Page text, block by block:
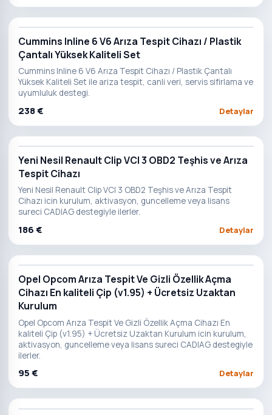
Cummins Inline 6 V6 Arıza Tespit Cihazı / Plastik
Çantalı Yüksek Kaliteli Set
Cummins Inline 6 V6 Arıza Tespit Cihazı / Plastik Çantalı
Yüksek Kaliteli Set ile ariza tespit, canli veri, servis sifirlama ve
uyumluluk destegi.
238 € Detaylar
Yeni Nesil Renault Clip VCI 3 OBD2 Teşhis ve Arıza
Tespit Cihazı
Yeni Nesil Renault Clip VCI 3 OBD2 Teşhis ve Arıza Tespit
Cihazı icin kurulum, aktivasyon, guncelleme veya lisans
sureci CADIAG destegiyle ilerler.
186 € Detaylar
Opel Opcom Arıza Tespit Ve Gizli Özellik Açma
Cihazı En kaliteli Çip (v1.95) + Ücretsiz Uzaktan
Kurulum
Opel Opcom Arıza Tespit Ve Gizli Özellik Açma Cihazı En
kaliteli Çip (v1.95) + Ücretsiz Uzaktan Kurulum icin kurulum,
aktivasyon, guncelleme veya lisans sureci CADIAG destegiyle
ilerler.
95 € Detaylar